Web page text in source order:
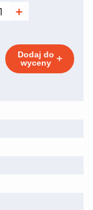
ilość
Black
Dodaj do
wyceny